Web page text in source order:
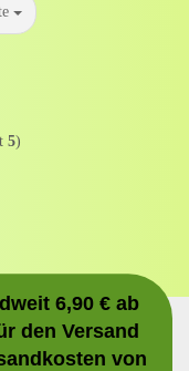
5)
6,90 € ab
den Versand
von